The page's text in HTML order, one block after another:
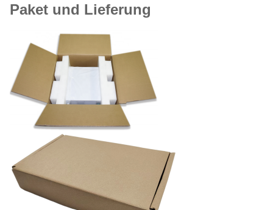
Paket und Lieferung